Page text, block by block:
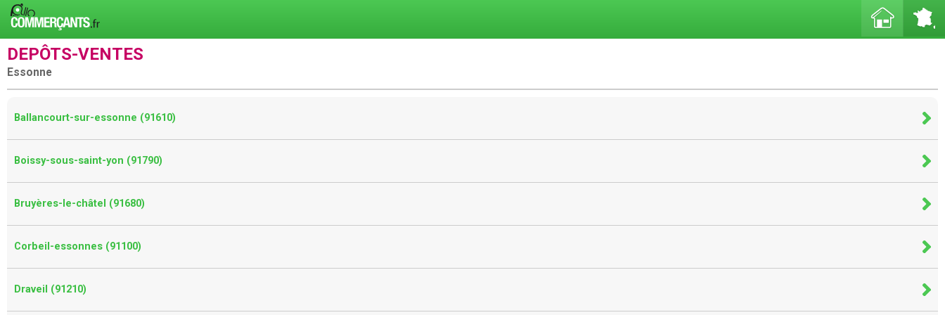
DEPÔTS-VENTES
Essonne
Ballancourt-sur-essonne (91610)
Boissy-sous-saint-yon (91790)
Bruyères-le-châtel (91680)
Corbeil-essonnes (91100)
Draveil (91210)